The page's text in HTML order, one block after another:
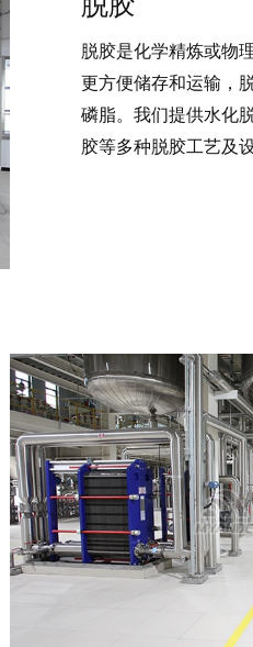
脱胶是化学精炼或物
更方便储存和运输，
磷脂。我们提供水化
胶等多种脱胶工艺及设